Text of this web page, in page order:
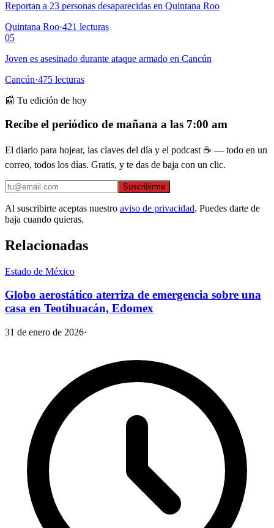
Reportan a 23 personas desaparecidas en Quintana Roo
Quintana Roo·421 lecturas
05
Joven es asesinado durante ataque armado en Cancún
Cancún·475 lecturas
📰 Tu edición de hoy
Recibe el periódico de mañana a las 7:00 am
El diario para hojear, las claves del día y el podcast ☕ — todo en un
correo, todos los días. Gratis, y te das de baja con un clic.
Suscribirme
Al suscribirte aceptas nuestro aviso de privacidad. Puedes darte de
baja cuando quieras.
Relacionadas
Estado de México
Globo aerostático aterriza de emergencia sobre una
casa en Teotihuacán, Edomex
31 de enero de 2026·